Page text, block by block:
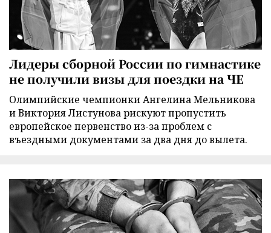
Лидеры сборной России по гимнастике
не получили визы для поездки на ЧЕ
Олимпийские чемпионки Ангелина Мельникова
и Виктория Листунова рискуют пропустить
европейское первенство из-за проблем с
въездными документами за два дня до вылета.